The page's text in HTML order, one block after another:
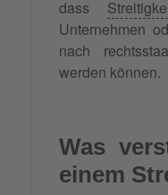
dass
Unternehmen
nach
werden können.
Was
einem